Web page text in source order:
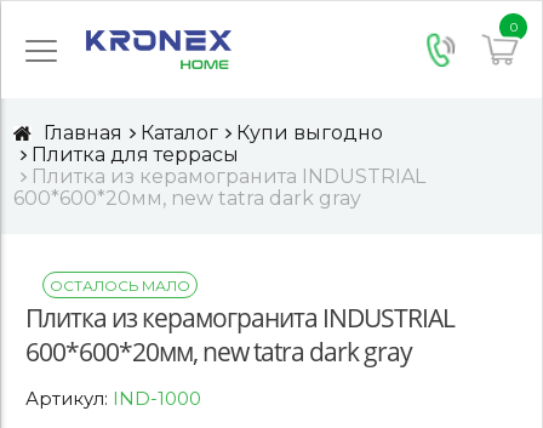
0
Главная Каталог
Купи выгодно
Плитка для террасы
Плитка из керамогранита INDUSTRIAL
600*600*20мм, new tatra dark gray
ОСТАЛОСЬ МАЛО
Плитка из керамогранита INDUSTRIAL
600*600*20мм, new tatra dark gray
Артикул: IND-1000